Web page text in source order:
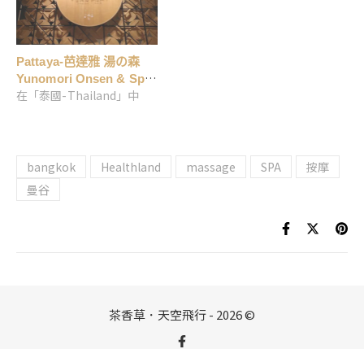
Pattaya-芭達雅 湯の森
Yunomori Onsen & Spa
按摩手法純熟俐落又到
在「泰國-Thailand」中
bangkok Healthland massage SPA
按摩
曼谷
茶香草．天空飛行 - 2026 ©